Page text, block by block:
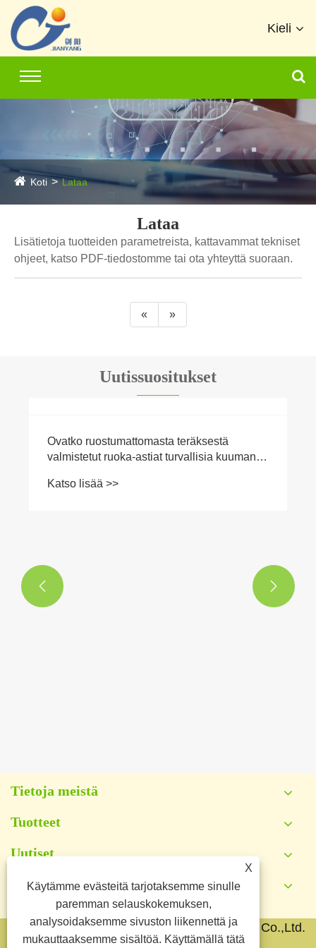
Kieli
Koti Lataa
Lataa
Lisätietoja tuotteiden parametreista, kattavammat tekniset
ohjeet, katso PDF-tiedostomme tai ota yhteyttä suoraan.
« »
Uutissuositukset
Ovatko ruostumattomasta teräksestä
valmistetut ruoka-astiat turvallisia kuuman ja
Katso lisää >>
 
Tietoja meistä
Tuotteet
Uutiset
Ota meihin yhteyttä
Copyright © 2026 Yongkang Jianyang Metal Co.,Ltd.
X
Käytämme evästeitä tarjotaksemme sinulle
paremman selauskokemuksen,
analysoidaksemme sivuston liikennettä ja
mukauttaaksemme sisältöä. Käyttämällä tätä